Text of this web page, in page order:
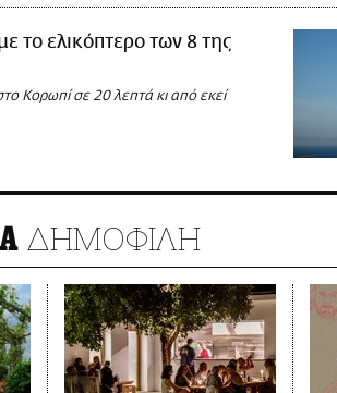
το ελικόπτερο των 8 της
Κορωπί σε 20 λεπτά κι από εκεί
ΔΗΜΟΦΙΛΗ